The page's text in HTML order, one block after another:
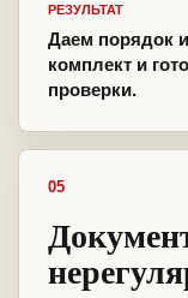
РЕЗУЛЬТАТ
Даем порядок
комплект и
проверки.
05